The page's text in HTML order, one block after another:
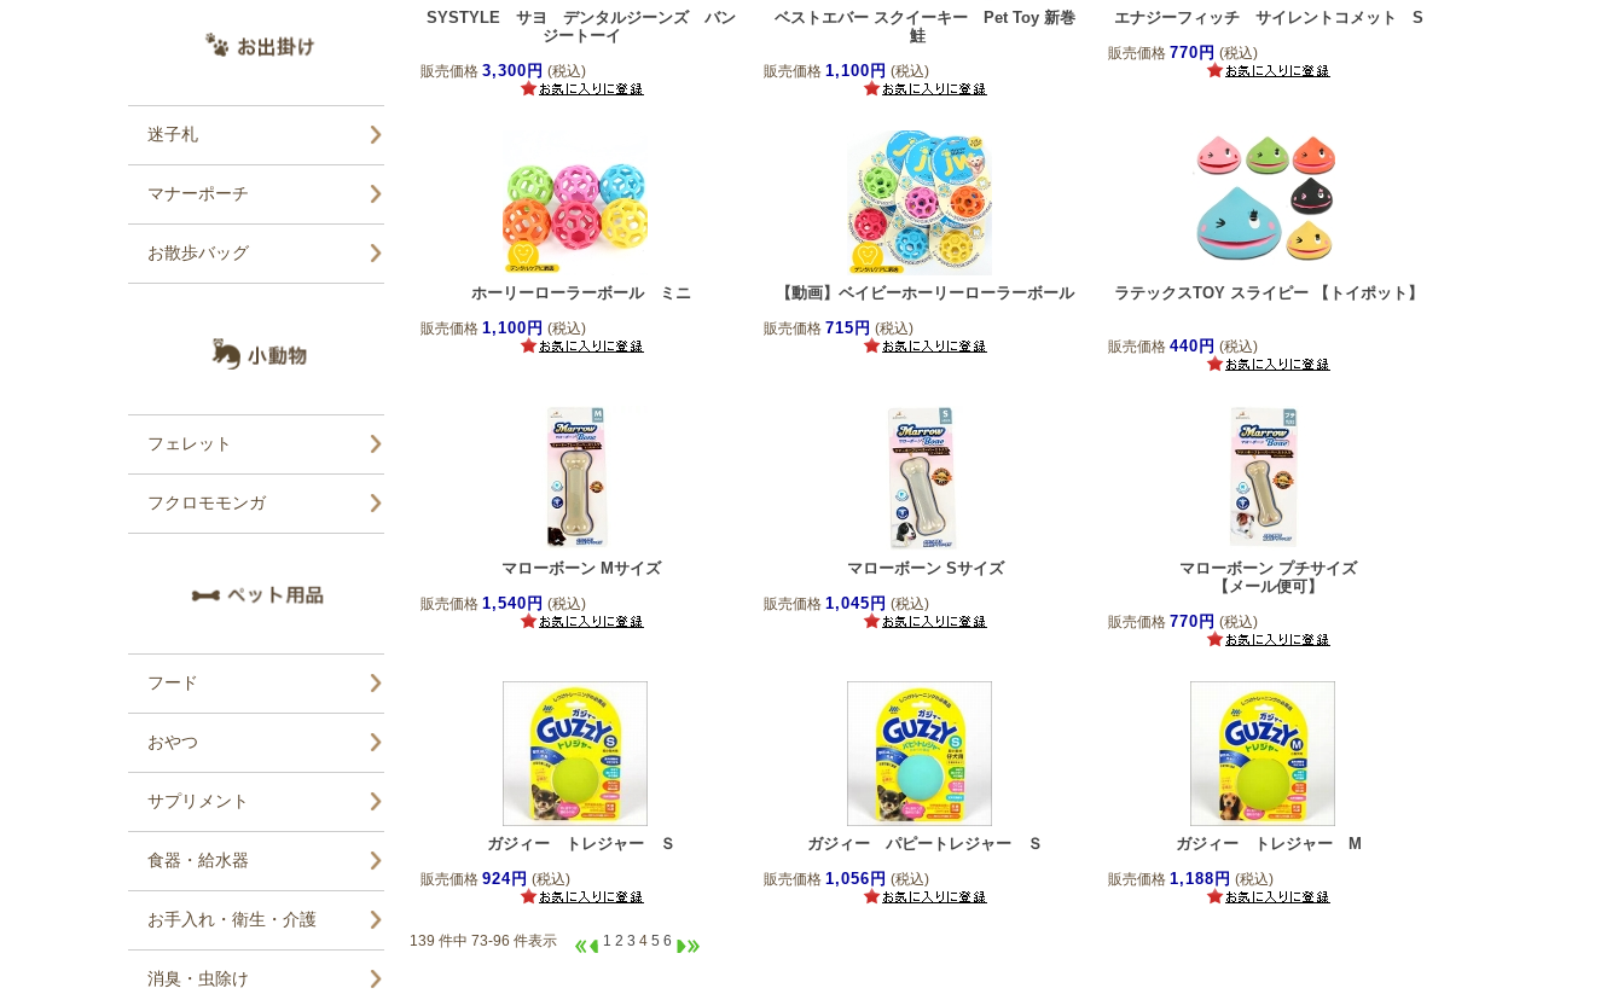
SYSTYLE サヨ デンタルジーンズ バン
ジートーイ
販売価格 3,300円 (税込)
ベストエバー スクイーキー Pet Toy 新巻
鮭
販売価格 1,100円 (税込)
エナジーフィッチ サイレントコメット S
販売価格 770円 (税込)
ホーリーローラーボール ミニ
販売価格 1,100円 (税込)
【動画】ベイビーホーリーローラーボール
販売価格 715円 (税込)
ラテックスTOY スライピー 【トイポット】
販売価格 440円 (税込)
マローボーン Mサイズ
販売価格 1,540円 (税込)
マローボーン Sサイズ
販売価格 1,045円 (税込)
マローボーン プチサイズ
【メール便可】
販売価格 770円 (税込)
ガジィー トレジャー Ｓ
販売価格 924円 (税込)
ガジィー パピートレジャー Ｓ
販売価格 1,056円 (税込)
ガジィー トレジャー M
販売価格 1,188円 (税込)
139 件中 73-96 件表示 1 2 3 4 5 6